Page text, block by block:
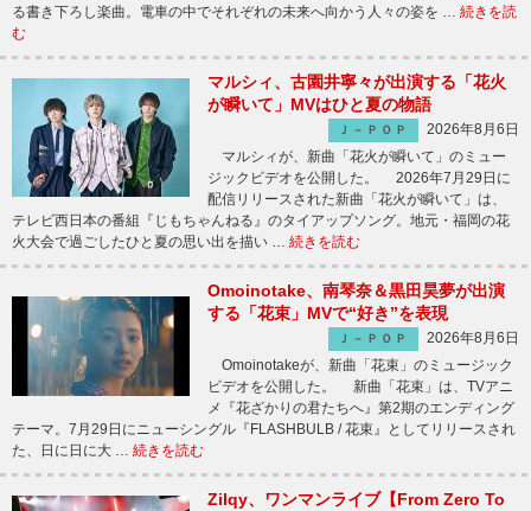
る書き下ろし楽曲。電車の中でそれぞれの未来へ向かう人々の姿を … 続きを読
む
マルシィ、古園井寧々が出演する「花火
が瞬いて」MVはひと夏の物語
Ｊ－ＰＯＰ
2026年8月6日
マルシィが、新曲「花火が瞬いて」のミュー
ジックビデオを公開した。 2026年7月29日に
配信リリースされた新曲「花火が瞬いて」は、
テレビ西日本の番組『じもちゃんねる』のタイアップソング。地元・福岡の花
火大会で過ごしたひと夏の思い出を描い … 続きを読む
Omoinotake、南琴奈＆黒田昊夢が出演
する「花束」MVで“好き”を表現
Ｊ－ＰＯＰ
2026年8月6日
Omoinotakeが、新曲「花束」のミュージック
ビデオを公開した。 新曲「花束」は、TVアニ
メ『花ざかりの君たちへ』第2期のエンディング
テーマ。7月29日にニューシングル『FLASHBULB / 花束』としてリリースされ
た、日に日に大 … 続きを読む
Zilqy、ワンマンライブ【From Zero To